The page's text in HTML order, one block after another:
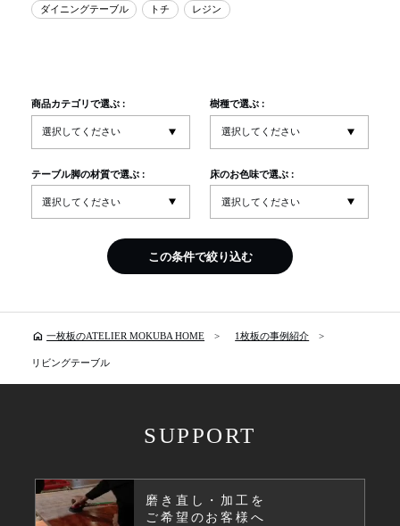
ダイニングテーブル トチ レジン
商品カテゴリで選ぶ : 樹種で選ぶ :
テーブル脚の材質で選ぶ : 床のお色味で選ぶ :
この条件で絞り込む
home 一枚板のATELIER MOKUBA HOME 1枚板の事例紹介
リビングテーブル
SUPPORT
磨き直し・加工を
ご希望のお客様へ